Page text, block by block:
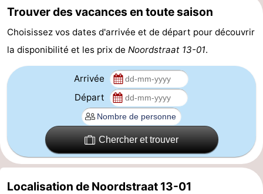
Médicales
Région
Zeeland
Schouwen-
Brouwershaven
-
Bruinisse
-
Trouver des vacances en toute saison
Choisissez vos dates d'arrivée et de départ pour découvrir
la disponibilité et les prix de Noordstraat 13-01.
Arrivée
Départ
Chercher et trouver
Localisation de Noordstraat 13-01